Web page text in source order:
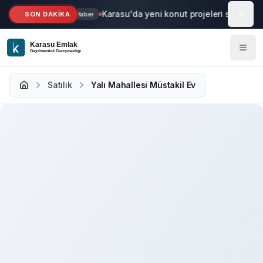
Ana içeriğe geç
SON DAKİKA Haber Karasu'da yeni konut projeleri start aldı
Satılık Yalı Mahallesi Müstakil Ev